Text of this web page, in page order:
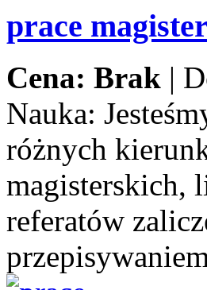
prace
Cena: Brak |
Nauka:
różnych
magisterskich,
referatów